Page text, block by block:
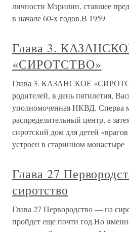
личности Мэрилин, ставшее
в начале 60-х годов.В 1959
Глава 3.
«СИРОТСТВО»
Глава 3. КАЗАНСКОЕ
родителей, в день пятилетия,
уполномоченная НКВД. Сперва
распределительный центр, а
сиротский дом для детей
устроен в старинном монастыре
Глава 27
сиротство
Глава 27 Первородство — на
пройдет еще почти год.Но